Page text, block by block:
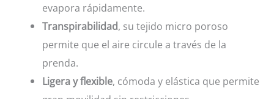
evapora rápidamente.
Transpirabilidad, su tejido micro poroso
permite que el aire circule a través de la
prenda.
Ligera y flexible, cómoda y elástica que permite